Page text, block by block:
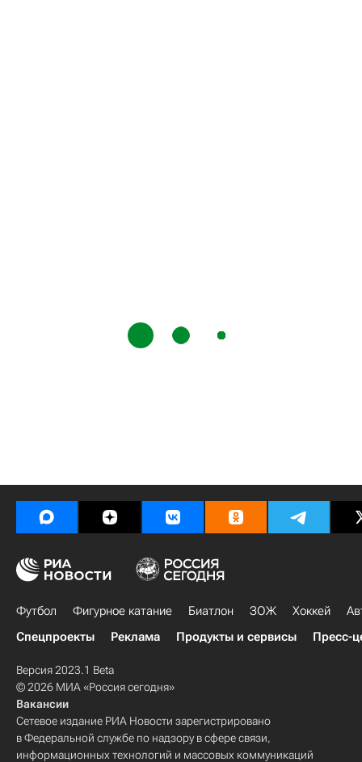
Футбол Фигурное катание Биатлон ЗОЖ Хоккей
Спецпроекты
Реклама Продукты и сервисы Пресс-
Версия 2023.1 Beta
© 2026 МИА «Россия сегодня»
Вакансии
Сетевое издание РИА Новости зарегистрировано
в Федеральной службе по надзору в сфере связи,
информационных технологий и массовых коммуникаций